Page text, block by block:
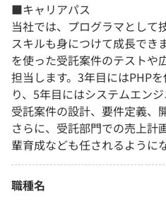
■キャリアパス
当社では、プログラマとして
スキルも身につけて成長でき
を使った受託案件のテストや
担当します。3年目にはPHP
り、5年目にはシステムエン
受託案件の設計、要件定義、
さらに、受託部門での売上計
輩育成なども任されるように
職種名